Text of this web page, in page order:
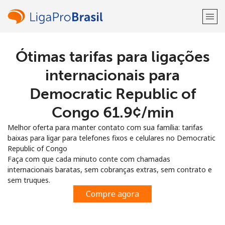
Bem-vindo(a)!
ENTRE →
Entrar com
ou
Ótimas tarifas para ligações
internacionais para
Democratic Republic of
Congo ⁦61.9¢⁩/min
Melhor oferta para manter contato com sua família: tarifas
baixas para ligar para telefones fixos e celulares no Democratic
Republic of Congo
Faça com que cada minuto conte com chamadas
internacionais baratas, sem cobranças extras, sem contrato e
sem truques.
Compre agora